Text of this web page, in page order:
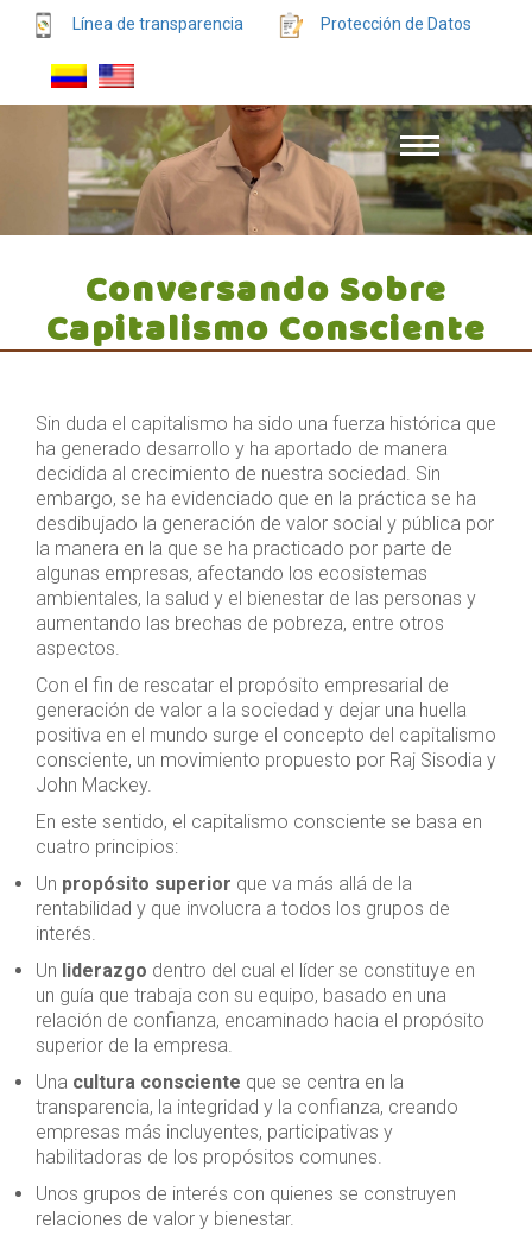
Línea de transparencia Protección de Datos
Conversando Sobre
Capitalismo Consciente
Sin duda el capitalismo ha sido una fuerza histórica que
ha generado desarrollo y ha aportado de manera
decidida al crecimiento de nuestra sociedad. Sin
embargo, se ha evidenciado que en la práctica se ha
desdibujado la generación de valor social y pública por
la manera en la que se ha practicado por parte de
algunas empresas, afectando los ecosistemas
ambientales, la salud y el bienestar de las personas y
aumentando las brechas de pobreza, entre otros
aspectos.
Con el fin de rescatar el propósito empresarial de
generación de valor a la sociedad y dejar una huella
positiva en el mundo surge el concepto del capitalismo
consciente, un movimiento propuesto por Raj Sisodia y
John Mackey.
En este sentido, el capitalismo consciente se basa en
cuatro principios:
Un propósito superior que va más allá de la
rentabilidad y que involucra a todos los grupos de
interés.
Un liderazgo dentro del cual el líder se constituye en
un guía que trabaja con su equipo, basado en una
relación de confianza, encaminado hacia el propósito
superior de la empresa.
Una cultura consciente que se centra en la
transparencia, la integridad y la confianza, creando
empresas más incluyentes, participativas y
habilitadoras de los propósitos comunes.
Unos grupos de interés con quienes se construyen
relaciones de valor y bienestar.